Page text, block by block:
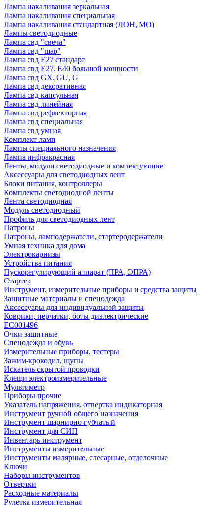
Лампа накаливания зеркальная
Лампа накаливания специальная
Лампа накаливания стандартная (ЛОН, МО)
Лампы светодиодные
Лампа свд "свеча"
Лампа свд "шар"
Лампа свд E27 стандарт
Лампа свд E27, Е40 большой мощности
Лампа свд GX, GU, G
Лампа свд декоративная
Лампа свд капсульная
Лампа свд линейная
Лампа свд рефлекторная
Лампа свд специальная
Лампа свд умная
Комплект ламп
Лампы специального назначения
Лампа инфракрасная
Ленты, модули светодиодные и комлектующие
Аксессуары для светодиодных лент
Блоки питания, контроллеры
Комплекты светодиодной ленты
Лента светодиодная
Модуль светодиодный
Профиль для светодиодных лент
Патроны
Патроны, ламподержатели, стартеродержатели
Умная техника для дома
Электрокарнизы
Устройства питания
Пускорегулирующий аппарат (ПРА, ЭПРА)
Стартер
Инструмент, измерительные приборы и средства защиты
Защитные материалы и спецодежда
Аксессуары для индивидуальной защиты
Коврики, перчатки, боты диэлектрические
EC001496
Очки защитные
Спецодежда и обувь
Измерительные приборы, тестеры
Зажим-крокодил, щупы
Искатель скрытой проводки
Клещи электроизмерительные
Мультиметр
Приборы прочие
Указатель напряжения, отвертка индикаторная
Инструмент ручной общего назначения
Инструмент шарнирно-губчатый
Инструмент для СИП
Инвентарь инструмент
Инструменты измерительные
Инструменты малярные, слесарные, отделочные
Ключи
Наборы инструментов
Отвертки
Расходные материалы
Рулетка измерительная